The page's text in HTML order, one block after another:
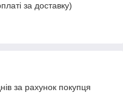
за доставку)
за рахунок покупця